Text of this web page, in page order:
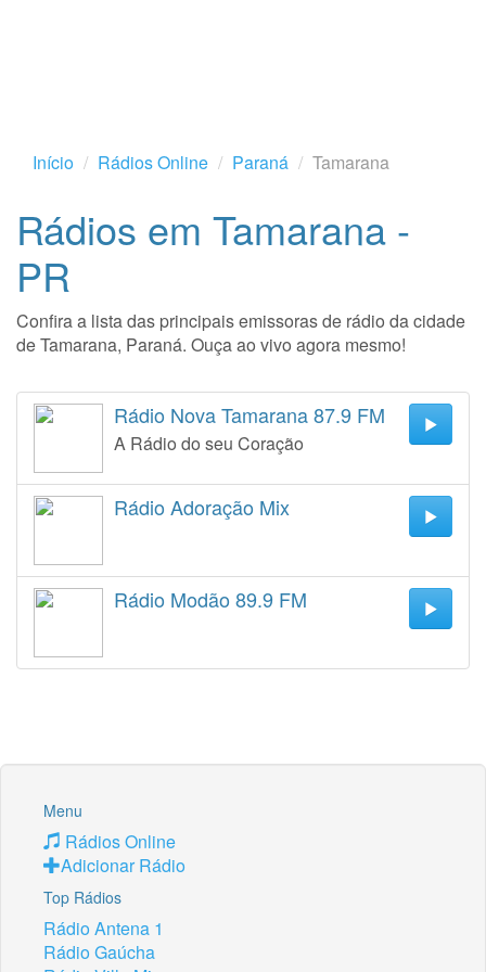
Início Rádios Online Paraná Tamarana
Rádios em Tamarana -
PR
Confira a lista das principais emissoras de rádio da cidade
de Tamarana, Paraná. Ouça ao vivo agora mesmo!
Rádio Nova Tamarana 87.9 FM
A Rádio do seu Coração
Rádio Adoração Mix
Rádio Modão 89.9 FM
Menu
Rádios Online
Adicionar Rádio
Top Rádios
Rádio Antena 1
Rádio Gaúcha